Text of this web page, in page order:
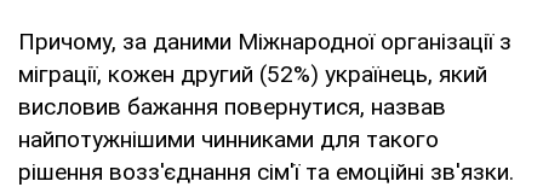
Причому, за даними Міжнародної організації з
міграції, кожен другий (52%) українець, який
висловив бажання повернутися, назвав
найпотужнішими чинниками для такого
рішення возз'єднання сім'ї та емоційні зв'язки.